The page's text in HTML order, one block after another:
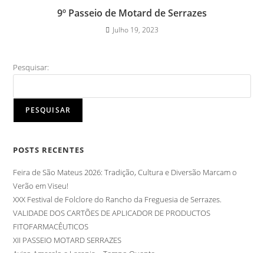
9º Passeio de Motard de Serrazes
Julho 19, 2023
Pesquisar:
PESQUISAR
POSTS RECENTES
Feira de São Mateus 2026: Tradição, Cultura e Diversão Marcam o
Verão em Viseu!
XXX Festival de Folclore do Rancho da Freguesia de Serrazes.
VALIDADE DOS CARTÕES DE APLICADOR DE PRODUCTOS
FITOFARMACÊUTICOS
XII PASSEIO MOTARD SERRAZES